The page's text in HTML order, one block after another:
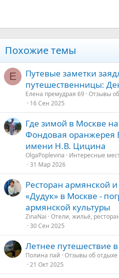
Похожие темы
Е
Путевые заметки
путешественницы:
Елена премудрая 69 Отзывы
16 Сен 2025
Где зимой в Москве
Фондовая оранжерея
имени Н.В. Цицина
OlgaPoplevina
Интересные
31 Мар 2026
Ресторан армянской
«Дудук» в Москве -
армянской культуры
ZinaNai Отели, жильё,
30 Сен 2025
Летнее путешествие
Полина пай Отзывы об отдыхе
21 Окт 2025